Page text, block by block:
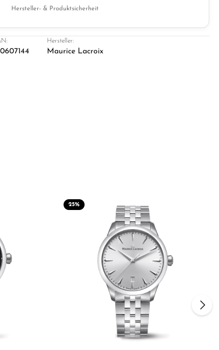
Hersteller- & Produktsicherheit
Hersteller:
Maurice Lacroix
25%